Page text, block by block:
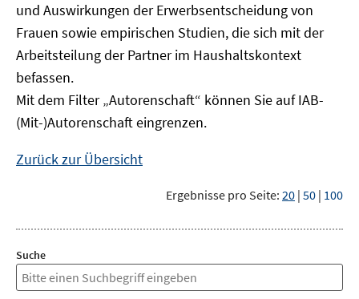
und Auswirkungen der Erwerbsentscheidung von
Frauen sowie empirischen Studien, die sich mit der
Arbeitsteilung der Partner im Haushaltskontext
befassen.
Mit dem Filter „Autorenschaft“ können Sie auf IAB-
(Mit-)Autorenschaft eingrenzen.
Zurück zur Übersicht
Ergebnisse pro Seite: 20 | 50 | 100
Suche